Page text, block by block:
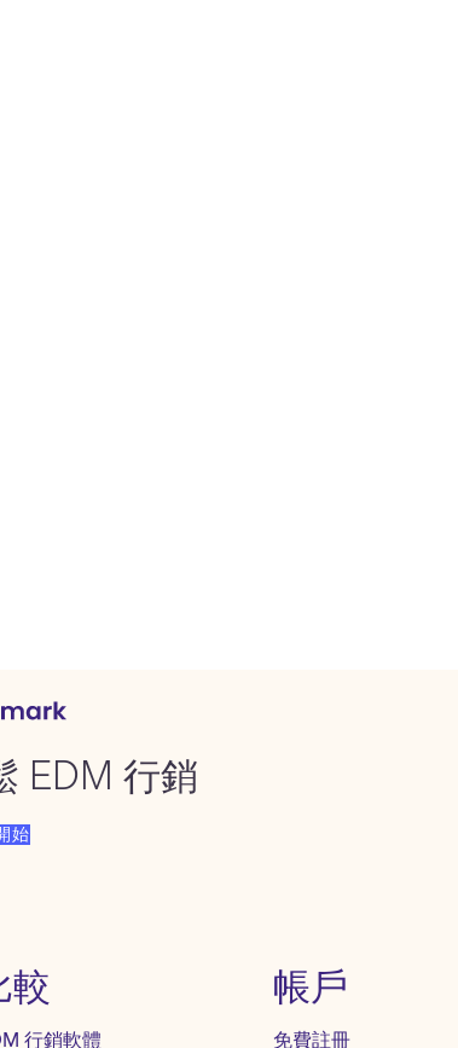
EDM 行銷
始
較
行銷軟體
帳戶
免費註冊